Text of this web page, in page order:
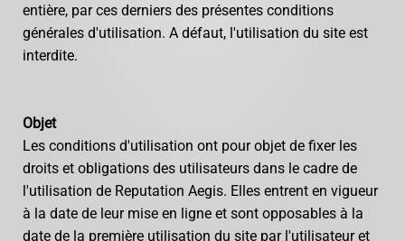
entière, par ces derniers des présentes conditions
générales d'utilisation. A défaut, l'utilisation du site est
interdite.
Objet
Les conditions d'utilisation ont pour objet de fixer les
droits et obligations des utilisateurs dans le cadre de
l'utilisation de Reputation Aegis. Elles entrent en vigueur
à la date de leur mise en ligne et sont opposables à la
date de la première utilisation du site par l'utilisateur et